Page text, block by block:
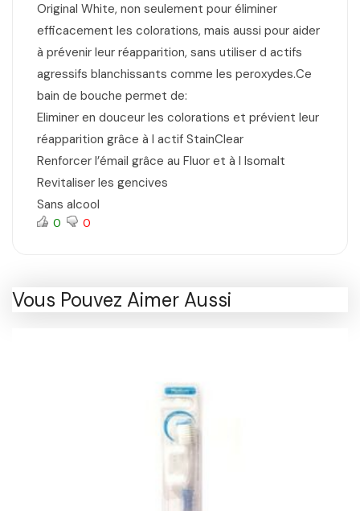
Original White, non seulement pour éliminer
efficacement les colorations, mais aussi pour aider
à prévenir leur réapparition, sans utiliser d actifs
agressifs blanchissants comme les peroxydes.Ce
bain de bouche permet de:
Eliminer en douceur les colorations et prévient leur
réapparition grâce à l actif StainClear
Renforcer l’émail grâce au Fluor et à l Isomalt
Revitaliser les gencives
Sans alcool
0 0
Vous Pouvez Aimer Aussi